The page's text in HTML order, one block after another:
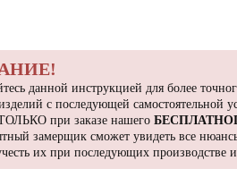
данной инструкцией для более
изделий с последующей
при заказе нашего
замерщик сможет увидеть все
их при последующих производстве